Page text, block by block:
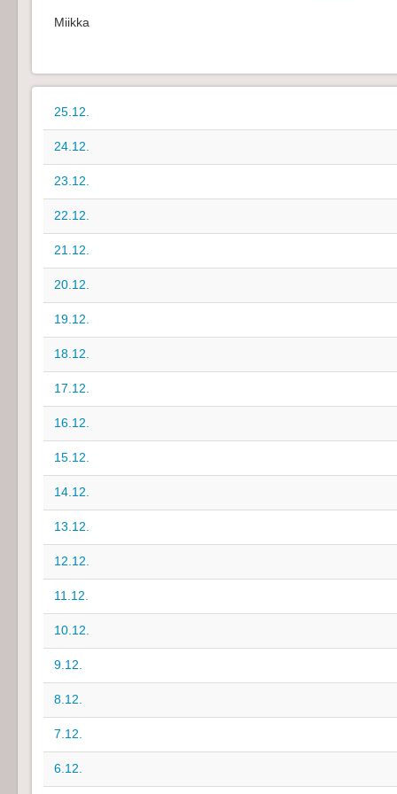
Miikka
25.12.
24.12.
23.12.
22.12.
21.12.
20.12.
19.12.
18.12.
17.12.
16.12.
15.12.
14.12.
13.12.
12.12.
11.12.
10.12.
9.12.
8.12.
7.12.
6.12.